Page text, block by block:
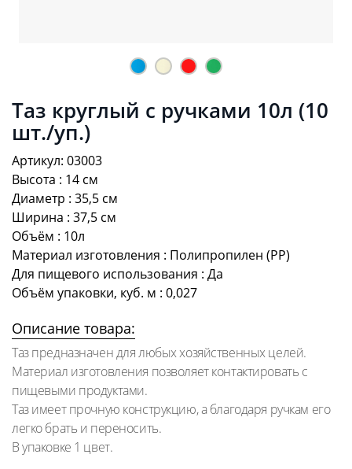
Таз круглый с ручками 10л (10
шт./уп.)
Артикул: 03003
Высота : 14 см
Диаметр : 35,5 см
Ширина : 37,5 см
Объём : 10л
Материал изготовления : Полипропилен (PP)
Для пищевого использования : Да
Объём упаковки, куб. м : 0,027
Описание товара:
Таз предназначен для любых хозяйственных целей.
Материал изготовления позволяет контактировать с
пищевыми продуктами.
Таз имеет прочную конструкцию, а благодаря ручкам его
легко брать и переносить.
В упаковке 1 цвет.